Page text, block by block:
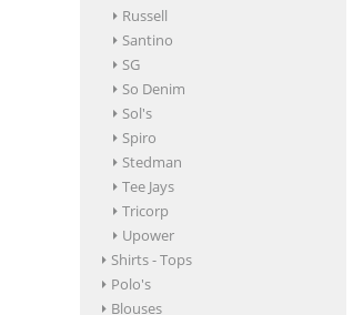
Russell
Santino
SG
So Denim
Sol's
Spiro
Stedman
Tee Jays
Tricorp
Upower
Shirts - Tops
Polo's
Blouses